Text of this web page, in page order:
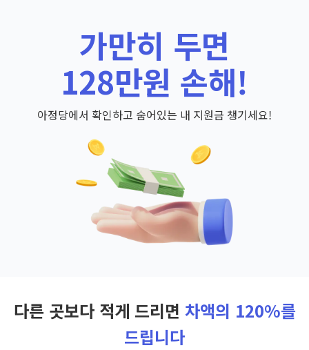
가만히 두면
128만원 손해!
아정당에서 확인하고 숨어있는 내 지원금 챙기세요!
다른 곳보다 적게 드리면 차액의 120%를
드립니다